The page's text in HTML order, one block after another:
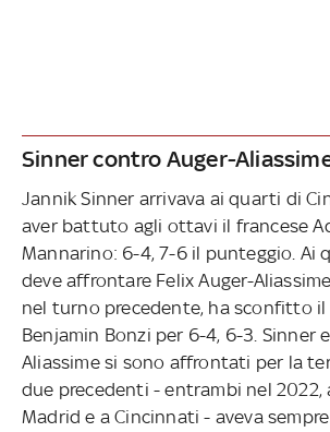
Sinner contro Auger-
Jannik Sinner arrivava ai quarti di
aver battuto agli ottavi il francese
Mannarino: 6-4, 7-6 il punteggio. Ai
deve affrontare Felix Auger-
nel turno precedente, ha sconfitto il
Benjamin Bonzi per 6-4, 6-3. Sinner
Aliassime si sono affrontati per la
due precedenti - entrambi nel 2022,
Madrid e a Cincinnati - aveva